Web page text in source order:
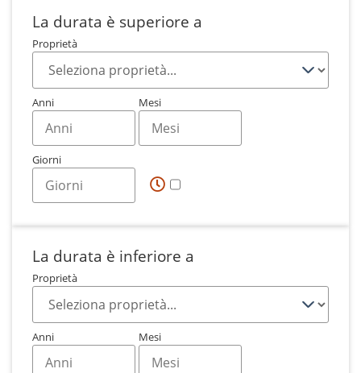
La durata è superiore a
Proprietà
Anni Mesi
Giorni
La durata è inferiore a
Proprietà
Anni Mesi